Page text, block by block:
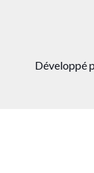
Développé